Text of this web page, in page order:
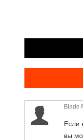
Blade
Если
вы